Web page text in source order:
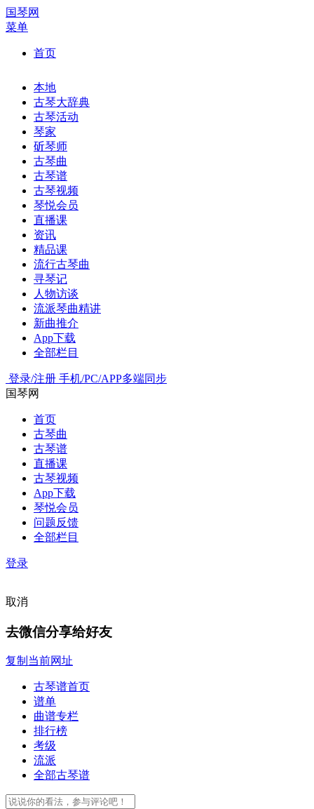
国琴网
菜单
首页
本地
古琴大辞典
古琴活动
琴家
斫琴师
古琴曲
古琴谱
古琴视频
琴悦会员
直播课
资讯
精品课
流行古琴曲
寻琴记
人物访谈
流派琴曲精讲
新曲推介
App下载
全部栏目
登录/注册 手机/PC/APP多端同步
国琴网
首页
古琴曲
古琴谱
直播课
古琴视频
App下载
琴悦会员
问题反馈
全部栏目
登录
取消
去微信分享给好友
复制当前网址
古琴谱首页
谱单
曲谱专栏
排行榜
考级
流派
全部古琴谱